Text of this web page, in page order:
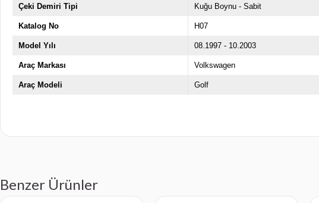
Çeki Demiri Tipi Kuğu Boynu - Sabit
Katalog No H07
Model Yılı 08.1997 - 10.2003
Araç Markası Volkswagen
Araç Modeli Golf
Benzer Ürünler